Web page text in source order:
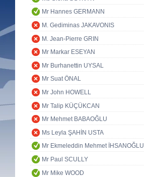
Mr Hannes GERMANN
M. Gediminas JAKAVONIS
M. Jean-Pierre GRIN
Mr Markar ESEYAN
Mr Burhanettin UYSAL
Mr Suat ÖNAL
Mr John HOWELL
Mr Talip KÜÇÜKCAN
Mr Mehmet BABAOĞLU
Ms Leyla ŞAHİN USTA
Mr Ekmeleddin Mehmet İHSANOĞLU
Mr Paul SCULLY
Mr Mike WOOD